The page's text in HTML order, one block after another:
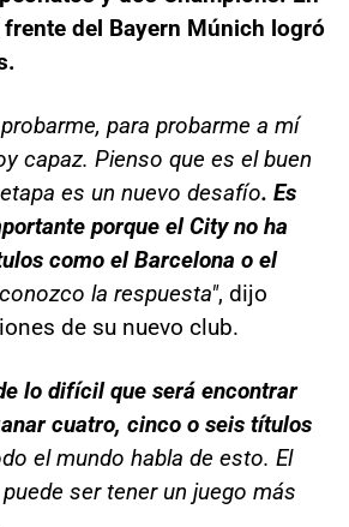
del Bayern Múnich logró
para probarme a mí
capaz. Pienso que es el buen
es un nuevo desafío. Es
porque el City no ha
como el Barcelona o el
la respuesta", dijo
de su nuevo club.
lo difícil que será encontrar
cuatro, cinco o seis títulos
el mundo habla de esto. El
ser tener un juego más